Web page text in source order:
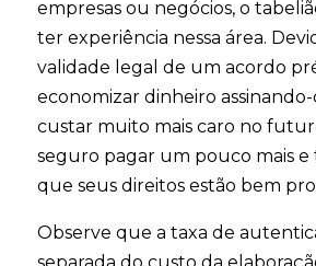
empresas ou negócios, o
ter experiência nessa área.
validade legal de um acordo
economizar dinheiro
custar muito mais caro no
seguro pagar um pouco mais e
que seus direitos estão bem
Observe que a taxa de